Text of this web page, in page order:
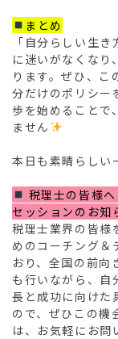
まとめ
「自分らしい生
に迷いがなくなり
ります。ぜひ、こ
分だけのポリシー
歩を始めることで
ません
本日も素晴らしい
税理士の皆様
セッションのお知
税理士業界の皆様
めのコーチング＆
おり、全国の前向
も行いながら、自
長と成功に向けた
ので、ぜひこの機
は、お気軽にお問